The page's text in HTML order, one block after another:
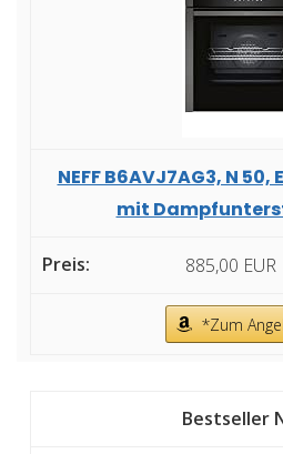
NEFF B6AVJ7AG3, N
mit
885,00 EUR
*Zum